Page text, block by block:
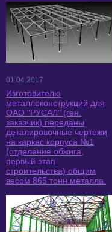
01.04.2017
Изготовителю
металлоконструкций для
ОАО "РУСАЛ" (ген.
заказчик) переданы
деталировочные чертежи
на каркас корпуса №1
(отделение обжига,
первый этап
строительства) общим
весом 865 тонн металла.